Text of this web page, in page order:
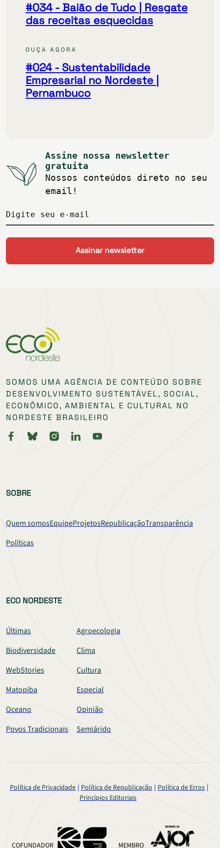
#034 - Baião de Tudo | Resgate
das receitas esquecidas
OUÇA AGORA
#024 - Sustentabilidade
Empresarial no Nordeste |
Pernambuco
Assine nossa newsletter
gratuita
Nossos conteúdos direto no seu
email!
Digite seu e-mail
SOMOS UMA AGÊNCIA DE CONTEÚDO SOBRE
DESENVOLVIMENTO SUSTENTÁVEL, SOCIAL,
ECONÔMICO, AMBIENTAL E CULTURAL NO
NORDESTE BRASILEIRO
SOBRE
Quem somosEquipeProjetosRepublicaçãoTransparência
Políticas
ECO NORDESTE
Últimas
Agroecologia
Biodiversidade
Clima
WebStories
Cultura
Matopiba
Especial
Oceano
Opinião
Povos Tradicionais
Semiárido
Política de Privacidade Política de Republicação Política de Erros
Princípios Editoriais
COFUNDADOR MEMBRO